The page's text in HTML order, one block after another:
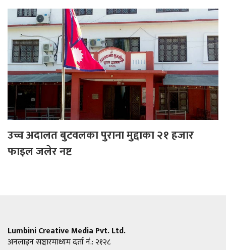
उच्च अदालत बुटवलका पुराना मुद्दाका २१ हजार
फाइल जलेर नष्ट
Lumbini Creative Media Pvt. Ltd.
अनलाइन सञ्चारमाध्यम दर्ता नं.: २१२८